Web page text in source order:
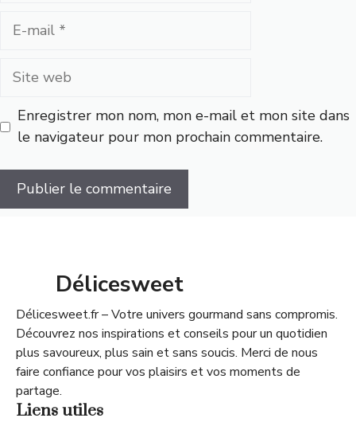
Site
Enregistrer mon nom, mon e-mail et mon site dans
le navigateur pour mon prochain commentaire.
Délicesweet
Délicesweet.fr – Votre univers gourmand sans compromis.
Découvrez nos inspirations et conseils pour un quotidien
plus savoureux, plus sain et sans soucis. Merci de nous
faire confiance pour vos plaisirs et vos moments de
partage.
Liens utiles